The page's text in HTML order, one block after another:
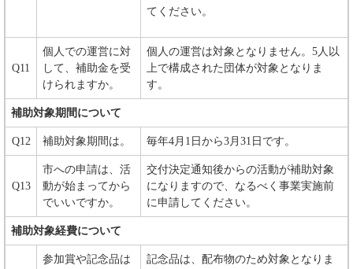
てください。
Q11
個人での運営に対
して、補助金を受
けられますか。
個人の運営は対象となりません。5人以
上で構成された団体が対象となりま
す。
補助対象期間について
Q12 補助対象期間は。 毎年4月1日から3月31日です。
Q13
市への申請は、活
動が始まってから
でいいですか。
交付決定通知後からの活動が補助対象
になりますので、なるべく事業実施前
に申請してください。
補助対象経費について
参加賞や記念品は
記念品は、配布物のため対象となりま